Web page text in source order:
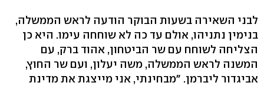
לבני השאירה בשעות הבוקר הודעה לראש הממשלה,
בנימין נתניהו, אולם עד כה לא שוחחה עימו. היא כן
הצליחה לשוחח עם שר הביטחון, אהוד ברק, עם
המשנה לראש הממשלה, משה יעלון, ועם שר החוץ,
אביגדור ליברמן. "מבחינתי, אני מייצגת את מדינת